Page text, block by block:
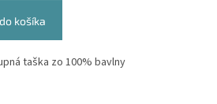
košíka
taška zo 100% bavlny